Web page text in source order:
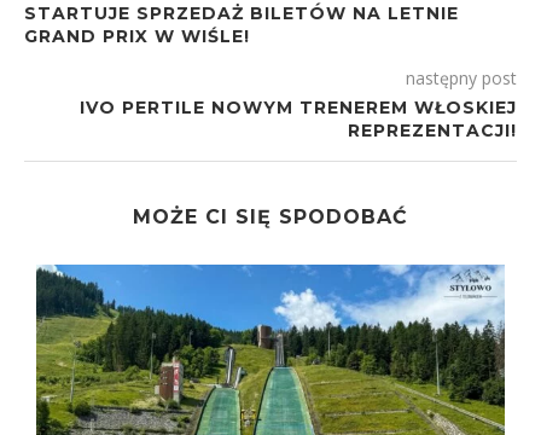
STARTUJE SPRZEDAŻ BILETÓW NA LETNIE
GRAND PRIX W WIŚLE!
następny post
IVO PERTILE NOWYM TRENEREM WŁOSKIEJ
REPREZENTACJI!
MOŻE CI SIĘ SPODOBAĆ